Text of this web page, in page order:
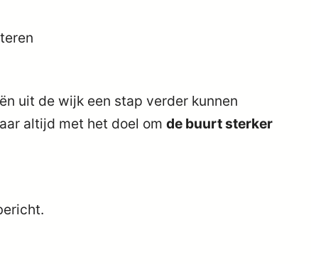
uit de wijk een stap verder kunnen
altijd met het doel om de buurt sterker